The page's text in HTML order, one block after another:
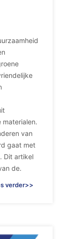
van
gaat met
Dit artikel
de.
verder>>